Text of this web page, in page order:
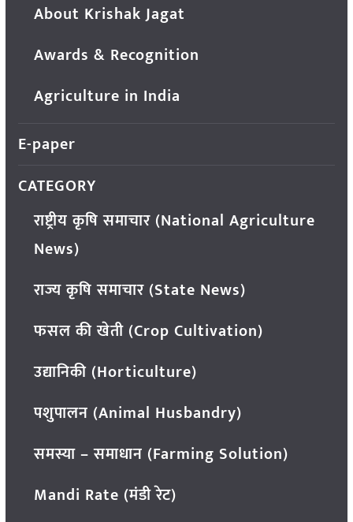
About Krishak Jagat
Awards & Recognition
Agriculture in India
E-paper
CATEGORY
राष्ट्रीय कृषि समाचार (National Agriculture
News)
राज्य कृषि समाचार (State News)
फसल की खेती (Crop Cultivation)
उद्यानिकी (Horticulture)
पशुपालन (Animal Husbandry)
समस्या – समाधान (Farming Solution)
Mandi Rate (मंडी रेट)